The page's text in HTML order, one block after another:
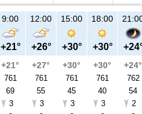
9:00
+21°
+21°
761
69
3
12:00
+26°
+27°
761
55
3
15:00
+30°
+30°
761
45
3
18:00
+30°
+30°
761
40
3
+24°
762
54
2